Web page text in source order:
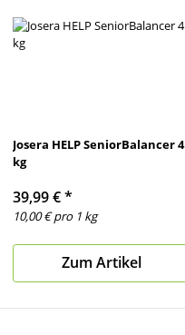
Josera HELP SeniorBalancer 4
kg
39,99 €*
10,00 € pro 1 kg
Zum Artikel